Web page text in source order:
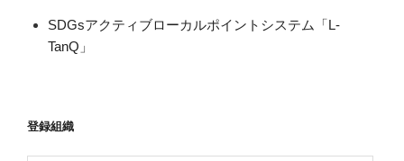
SDGsアクティブローカルポイントシステム「L-
TanQ」
登録組織